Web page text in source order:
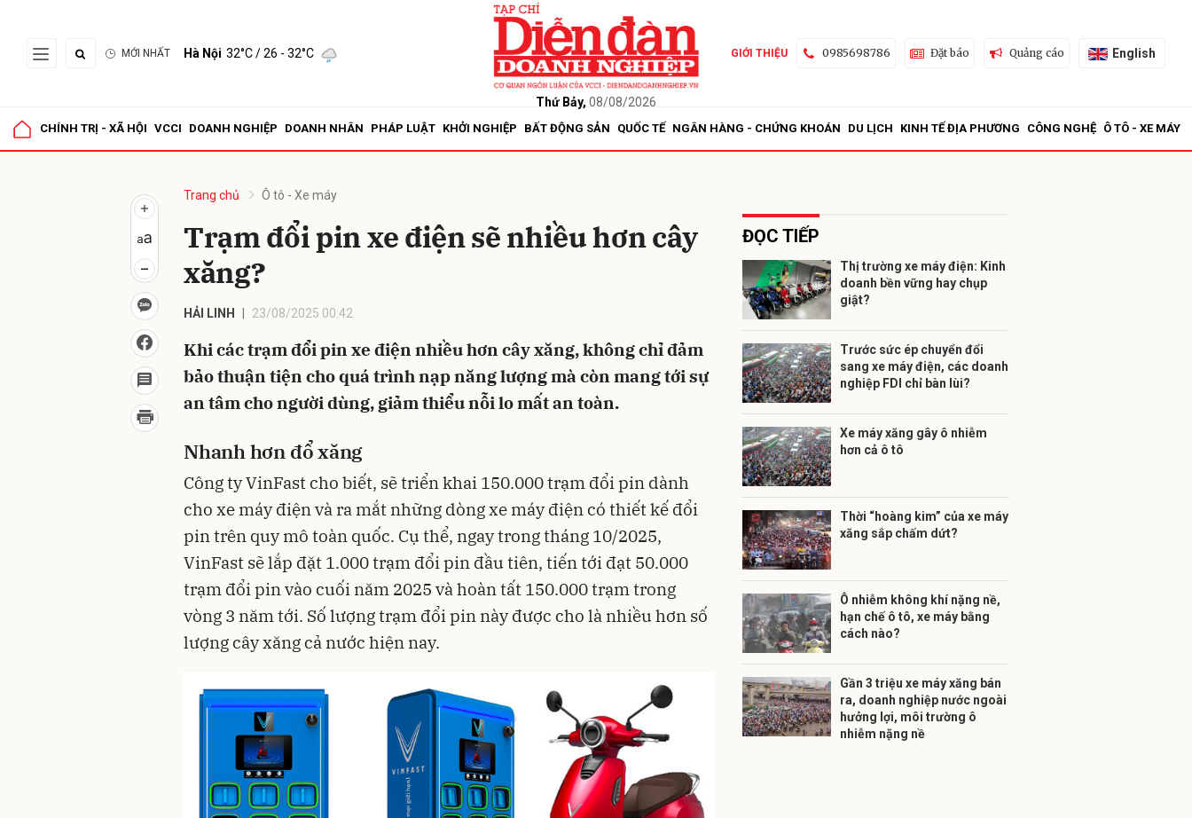
MỚI NHẤT Hà Nội 32°C/ 26 - 32°C
Thứ Bảy, 08/08/2026
GIỚI THIỆU 0985698786 Đặt báo Quảng cáo English
CHÍNH TRỊ - XÃ HỘI VCCI DOANH NGHIỆP DOANH NHÂN PHÁP LUẬT KHỞI NGHIỆP BẤT ĐỘNG SẢN QUỐC TẾ NGÂN HÀNG - CHỨNG KHOÁN DU LỊCH KINH TẾ ĐỊA PHƯƠNG CÔNG NGHỆ Ô TÔ - XE MÁY
Trang chủ Ô tô - Xe máy
Trạm đổi pin xe điện sẽ nhiều hơn cây
xăng?
HẢI LINH 23/08/2025 00:42
Khi các trạm đổi pin xe điện nhiều hơn cây xăng, không chỉ đảm
bảo thuận tiện cho quá trình nạp năng lượng mà còn mang tới sự
an tâm cho người dùng, giảm thiểu nỗi lo mất an toàn.
Nhanh hơn đổ xăng
Công ty VinFast cho biết, sẽ triển khai 150.000 trạm đổi pin dành
cho xe máy điện và ra mắt những dòng xe máy điện có thiết kế đổi
pin trên quy mô toàn quốc. Cụ thể, ngay trong tháng 10/2025,
VinFast sẽ lắp đặt 1.000 trạm đổi pin đầu tiên, tiến tới đạt 50.000
trạm đổi pin vào cuối năm 2025 và hoàn tất 150.000 trạm trong
vòng 3 năm tới. Số lượng trạm đổi pin này được cho là nhiều hơn số
lượng cây xăng cả nước hiện nay.
ĐỌC TIẾP
Thị trường xe máy điện: Kinh
doanh bền vững hay chụp
giật?
Trước sức ép chuyển đổi
sang xe máy điện, các doanh
nghiệp FDI chỉ bàn lùi?
Xe máy xăng gây ô nhiễm
hơn cả ô tô
Thời “hoàng kim” của xe máy
xăng sắp chấm dứt?
Ô nhiễm không khí nặng nề,
hạn chế ô tô, xe máy bằng
cách nào?
Gần 3 triệu xe máy xăng bán
ra, doanh nghiệp nước ngoài
hưởng lợi, môi trường ô
nhiễm nặng nề
Gửi